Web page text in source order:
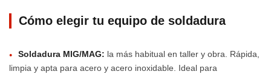
Cómo elegir tu equipo de soldadura
● Soldadura MIG/MAG: la más habitual en taller y obra. Rápida,
limpia y apta para acero y acero inoxidable. Ideal para